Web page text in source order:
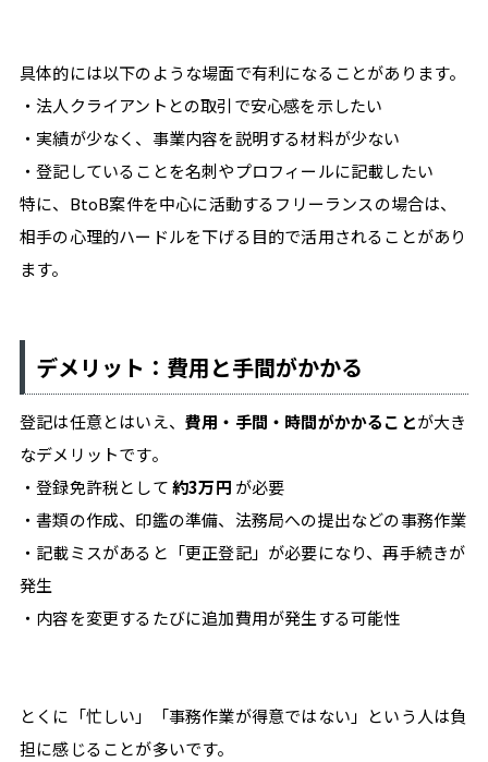
具体的には以下のような場面で有利になることがあります。
・法人クライアントとの取引で安心感を示したい
・実績が少なく、事業内容を説明する材料が少ない
・登記していることを名刺やプロフィールに記載したい
特に、BtoB案件を中心に活動するフリーランスの場合は、
相手の心理的ハードルを下げる目的で活用されることがあり
ます。
デメリット：費用と手間がかかる
登記は任意とはいえ、 費用・手間・時間がかかることが大き
なデメリットです。
・登録免許税として約3万円 が必要
・書類の作成、印鑑の準備、法務局への提出などの事務作業
・記載ミスがあると「更正登記」が必要になり、再手続きが
発生
・内容を変更するたびに追加費用が発生する可能性
とくに「忙しい」「事務作業が得意ではない」という人は負
担に感じることが多いです。